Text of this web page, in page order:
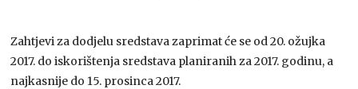
Zahtjevi za dodjelu sredstava zaprimat će se od 20. ožujka
2017. do iskorištenja sredstava planiranih za 2017. godinu, a
najkasnije do 15. prosinca 2017.